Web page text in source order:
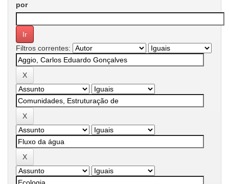
por
Filtros correntes: